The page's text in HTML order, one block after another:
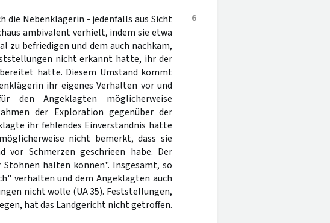
6
die Nebenklägerin - jedenfalls aus Sicht
ambivalent verhielt, indem sie etwa
zu befriedigen und dem auch nachkam,
nicht erkannt hatte, ihr der
hatte. Diesem Umstand kommt
ihr eigenes Verhalten vor und
den Angeklagten möglicherweise
der Exploration gegenüber der
ihr fehlendes Einverständnis hätte
nicht bemerkt, dass sie
vor Schmerzen geschrieen habe. Der
halten können". Insgesamt, so
verhalten und dem Angeklagten auch
nicht wolle (UA 35). Feststellungen,
hat das Landgericht nicht getroffen.